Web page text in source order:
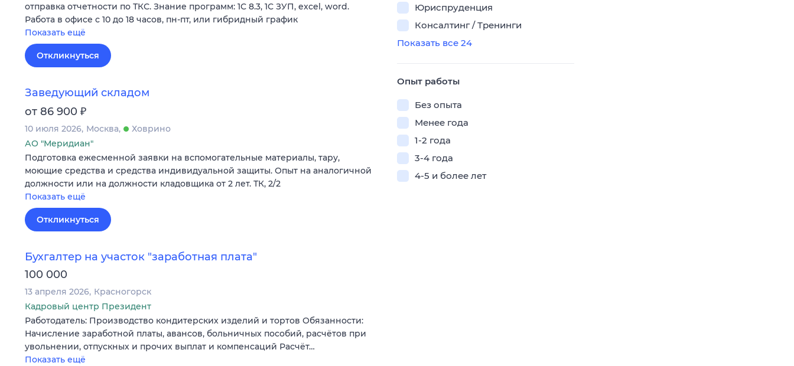
отправка отчетности по ТКС. Знание программ: 1С 8.3, 1С ЗУП, excel, word.
Работа в офисе с 10 до 18 часов, пн-пт, или гибридный график
Показать ещё
Откликнуться
Заведующий складом
от 86 900 ₽
10 июля 2026 Москва
Ховрино
АО "Меридиан"
Подготовка ежесменной заявки на вспомогательные материалы, тару,
моющие средства и средства индивидуальной защиты. Опыт на аналогичной
должности или на должности кладовщика от 2 лет. ТК, 2/2
Показать ещё
Откликнуться
Бухгалтер на участок "заработная плата"
100 000
13 апреля 2026 Красногорск
Кадровый центр Президент
Работодатель: Производство кондитерских изделий и тортов Обязанности:
Начисление заработной платы, авансов, больничных пособий, расчётов при
увольнении, отпускных и прочих выплат и компенсаций Расчёт…
Показать ещё
Юриспруденция
Консалтинг / Тренинги
Показать все 24
Опыт работы
Без опыта
Менее года
1-2 года
3-4 года
4-5 и более лет